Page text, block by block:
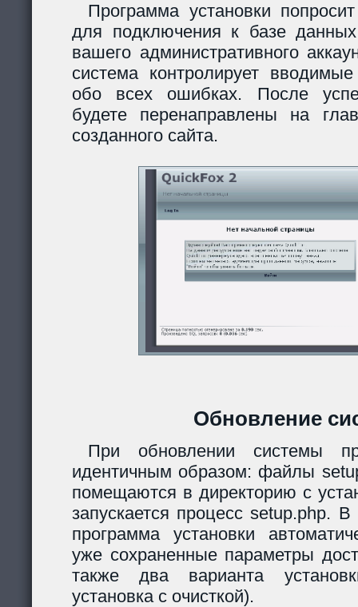
Программа установки
для подключения к базе
вашего административного
система контролирует
обо всех ошибках. После
будете перенаправлены на
созданного сайта.
Обновление
При обновлении системы
идентичным образом: файлы
помещаются в директорию с
запускается процесс setup.php.
программа установки
уже сохраненные параметры
также два варианта
установка с очисткой).